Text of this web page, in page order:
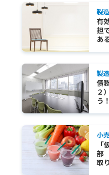
製
有
担
あ
製
債
２
う
小
部
取